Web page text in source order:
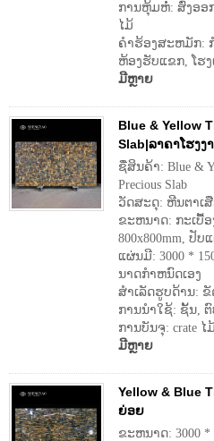
ການຫຸ້ມຫໍ່: ສົ່ງອອ
ໄມ້
ຄໍາຮ້ອງສະຫມັກ:
ຫ້ອງຮັບແຂກ, ໂຮ
ມີຫຼາຍ
Blue & Yellow
Slab|ລາຄາໂຮງງ
ຊື່ສິນຄ້າ: Blue &
Precious Slab
ວັດສະດຸ: ຫີນຕາເ
ຂະຫນາດ: ກະເບື້ອງ
800x800mm, ປັບ
ແຜ່ນມີ: 3000 *
ນາດກໍາຫນົດເອງ
ສໍາເລັດຮູບດ້ານ: ຂັ
ການນໍາໃຊ້: ຊັ້ນ, ຕົ
ການບັນຈຸ: crate ໄ
ມີຫຼາຍ
Yellow & Blue
ຍ່ອຍ
ຂະຫນາດ: 3000 *